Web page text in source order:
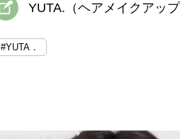
YUTA.（ヘアメイクアッ
#YUTA．